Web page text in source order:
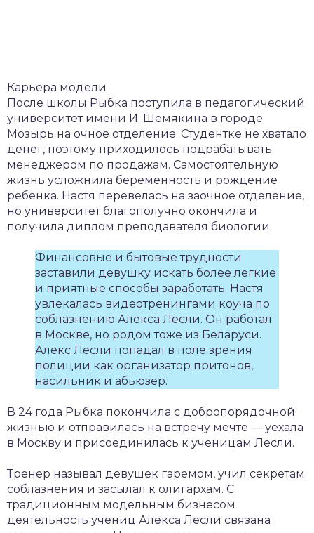
Карьера модели
После школы Рыбка поступила в педагогический
университет имени И. Шемякина в городе
Мозырь на очное отделение. Студентке не хватало
денег, поэтому приходилось подрабатывать
менеджером по продажам. Самостоятельную
жизнь усложнила беременность и рождение
ребенка. Настя перевелась на заочное отделение,
но университет благополучно окончила и
получила диплом преподавателя биологии.
Финансовые и бытовые трудности
заставили девушку искать более легкие
и приятные способы заработать. Настя
увлекалась видеотренингами коуча по
соблазнению Алекса Лесли. Он работал
в Москве, но родом тоже из Беларуси.
Алекс Лесли попадал в поле зрения
полиции как организатор притонов,
насильник и абьюзер.
В 24 года Рыбка покончила с добропорядочной
жизнью и отправилась на встречу мечте — уехала
в Москву и присоединилась к ученицам Лесли.
Тренер называл девушек гаремом, учил секретам
соблазнения и засылал к олигархам. С
традиционным модельным бизнесом
деятельность учениц Алекса Лесли связана